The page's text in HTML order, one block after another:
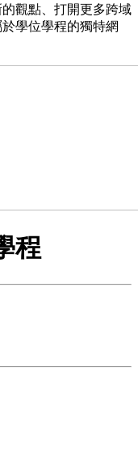
觀點、打開更多跨域
學位學程的獨特網
程